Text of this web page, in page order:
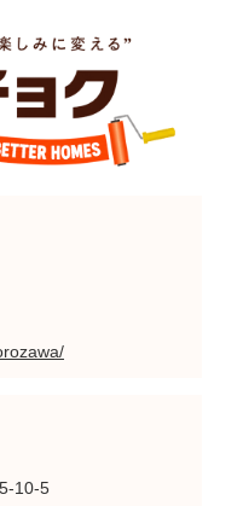
10-5